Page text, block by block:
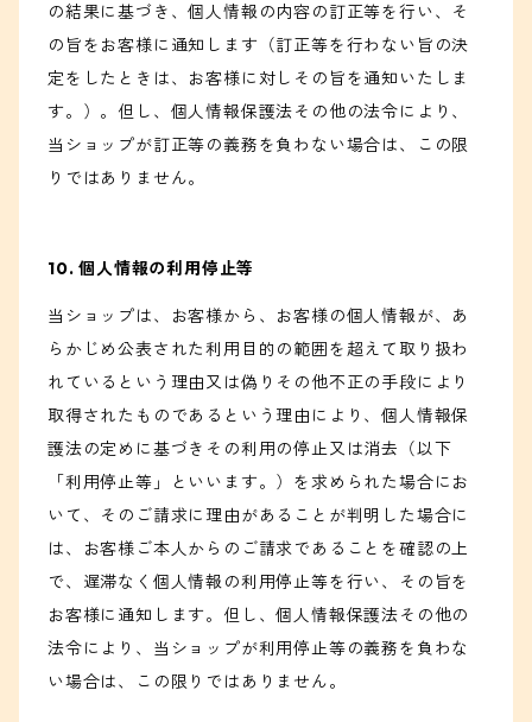
の結果に基づき、個人情報の内容の訂正等を行い、そ
の旨をお客様に通知します（訂正等を行わない旨の決
定をしたときは、お客様に対しその旨を通知いたしま
す。）。但し、個人情報保護法その他の法令により、
当ショップが訂正等の義務を負わない場合は、この限
りではありません。
10. 個人情報の利用停止等
当ショップは、お客様から、お客様の個人情報が、あ
らかじめ公表された利用目的の範囲を超えて取り扱わ
れているという理由又は偽りその他不正の手段により
取得されたものであるという理由により、個人情報保
護法の定めに基づきその利用の停止又は消去（以下
「利用停止等」といいます。）を求められた場合にお
いて、そのご請求に理由があることが判明した場合に
は、お客様ご本人からのご請求であることを確認の上
で、遅滞なく個人情報の利用停止等を行い、その旨を
お客様に通知します。但し、個人情報保護法その他の
法令により、当ショップが利用停止等の義務を負わな
い場合は、この限りではありません。